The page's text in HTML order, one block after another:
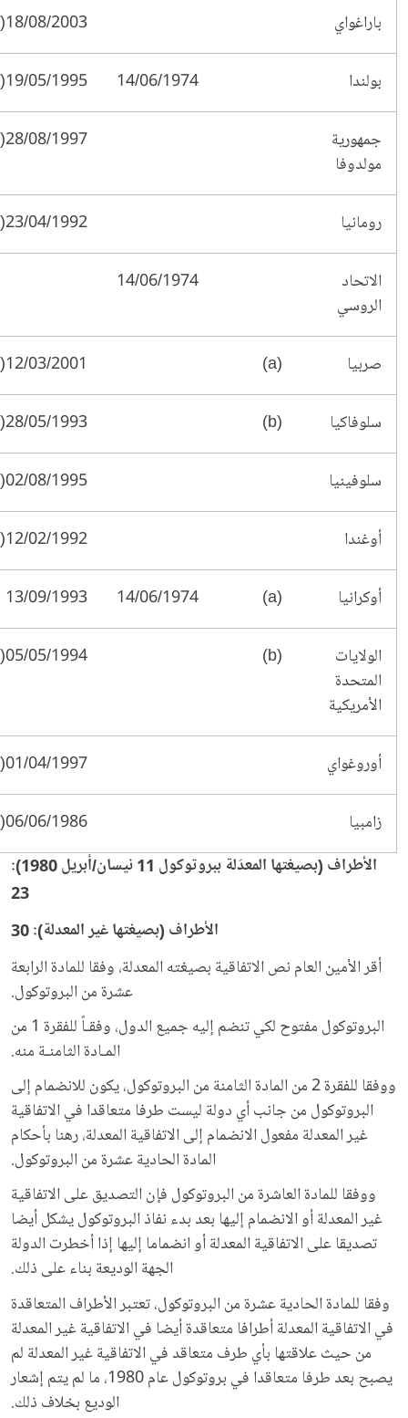
باراغواي 18/08/2003(*)
بولندا 14/06/1974
19/05/1995(†)
جمهورية
مولدوفا
28/08/1997(*)
رومانيا 23/04/1992(†)
الاتحاد
الروسي
14/06/1974
صربيا (a)
12/03/2001(§)
سلوفاكيا (b)
28/05/1993(§)
سلوفينيا 02/08/1995(†)
أوغندا 12/02/1992(†)
أوكرانيا (a)
14/06/1974
13/09/1993
الولايات
المتحدة
الأمريكية
(b)
05/05/1994(†)401/12/1997
أوروغواي 01/04/1997(†)
زامبيا 06/06/1986(*)
الأطراف (بصيغتها المعدّلة ببروتوكول 11 نيسان/أبريل 1980):
23
الأطراف (بصيغتها غير المعدلة): 30
أقر الأمين العام نص الاتفاقية بصيغته المعدلة، وفقا للمادة الرابعة
عشرة من البروتوكول.
البروتوكول مفتوح لكي تنضم إليه جميع الدول، وفقـاً للفقرة 1 من
المـادة الثامنـة منه.
ووفقا للفقرة 2 من المادة الثامنة من البروتوكول، يكون للانضمام إلى
البروتوكول من جانب أي دولة ليست طرفا متعاقدا في الاتفاقية
غير المعدلة مفعول الانضمام إلى الاتفاقية المعدلة، رهنا بأحكام
المادة الحادية عشرة من البروتوكول.
ووفقا للمادة العاشرة من البروتوكول فإن التصديق على الاتفاقية
غير المعدلة أو الانضمام إليها بعد بدء نفاذ البروتوكول يشكل أيضا
تصديقا على الاتفاقية المعدلة أو انضماما إليها إذا أخطرت الدولة
الجهة الوديعة بناء على ذلك.
وفقا للمادة الحادية عشرة من البروتوكول، تعتبر الأطراف المتعاقدة
في الاتفاقية المعدلة أطرافا متعاقدة أيضا في الاتفاقية غير المعدلة
من حيث علاقتها بأي طرف متعاقد في الاتفاقية غير المعدلة لم
يصبح بعد طرفا متعاقدا في بروتوكول عام 1980، ما لم يتم إشعار
الوديع بخلاف ذلك.